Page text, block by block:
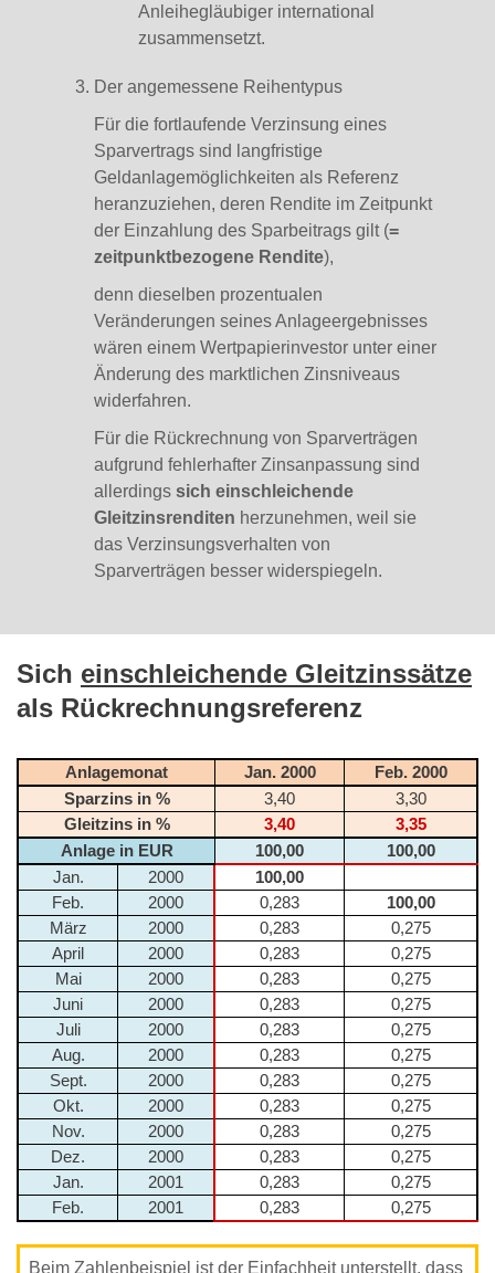
Anleihegläubiger international
zusammensetzt.
Der angemessene Reihentypus
Für die fortlaufende Verzinsung eines
Sparvertrags sind langfristige
Geldanlagemöglichkeiten als Referenz
heranzuziehen, deren Rendite im Zeitpunkt
der Einzahlung des Sparbeitrags gilt (=
zeitpunktbezogene Rendite),
denn dieselben prozentualen
Veränderungen seines Anlageergebnisses
wären einem Wertpapierinvestor unter einer
Änderung des marktlichen Zinsniveaus
widerfahren.
Für die Rückrechnung von Sparverträgen
aufgrund fehlerhafter Zinsanpassung sind
allerdings sich einschleichende
Gleitzinsrenditen herzunehmen, weil sie
das Verzinsungsverhalten von
Sparverträgen besser widerspiegeln.
Sich einschleichende Gleitzinssätze
als Rückrechnungsreferenz
Anlagemonat Jan. 2000
Feb. 2000
Sparzins in %
3,40
3,30
Gleitzins in %
3,40
3,35
Anlage in EUR
100,00
100,00
Jan.
2000
100,00
Feb.
2000 0,283
100,00
März
2000 0,283
0,275
April
2000 0,283
0,275
Mai
2000 0,283
0,275
Juni
2000 0,283
0,275
Juli
2000 0,283
0,275
Aug.
2000 0,283
0,275
Sept.
2000 0,283
0,275
Okt.
2000 0,283
0,275
Nov.
2000 0,283
0,275
Dez.
2000 0,283
0,275
Jan.
2001 0,283
0,275
Feb.
2001 0,283 0,275
Beim Zahlenbeispiel ist der Einfachheit unterstellt, dass